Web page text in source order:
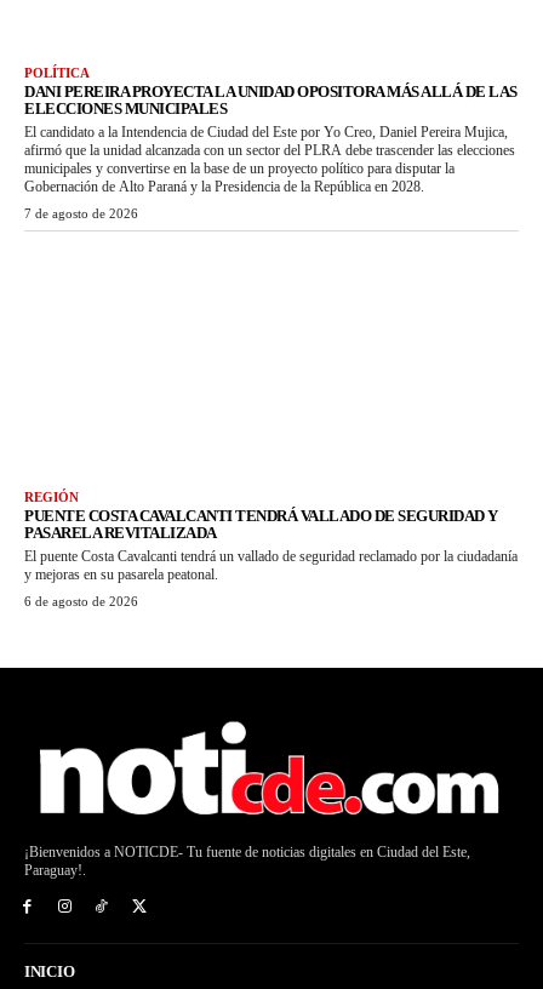
POLÍTICA
DANI PEREIRA PROYECTA LA UNIDAD OPOSITORA MÁS ALLÁ DE LAS
ELECCIONES MUNICIPALES
El candidato a la Intendencia de Ciudad del Este por Yo Creo, Daniel Pereira Mujica,
afirmó que la unidad alcanzada con un sector del PLRA debe trascender las elecciones
municipales y convertirse en la base de un proyecto político para disputar la
Gobernación de Alto Paraná y la Presidencia de la República en 2028.
7 de agosto de 2026
REGIÓN
PUENTE COSTA CAVALCANTI TENDRÁ VALLADO DE SEGURIDAD Y
PASARELA REVITALIZADA
El puente Costa Cavalcanti tendrá un vallado de seguridad reclamado por la ciudadanía
y mejoras en su pasarela peatonal.
6 de agosto de 2026
¡Bienvenidos a NOTICDE- Tu fuente de noticias digitales en Ciudad del Este,
Paraguay!.
INICIO